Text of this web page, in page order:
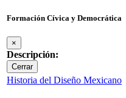
Formación Cívica y Democrática
×
Descripción:
Cerrar
Historia del Diseño Mexicano